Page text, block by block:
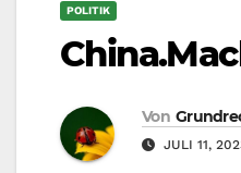
POLITIK
Von
JULI 11,